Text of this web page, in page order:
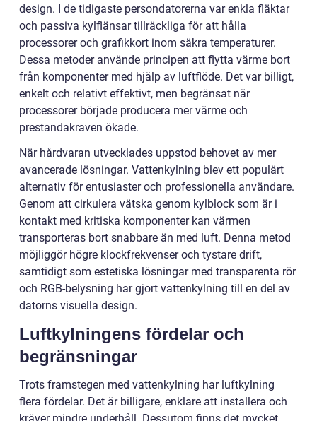
design. I de tidigaste persondatorerna var enkla fläktar
och passiva kylflänsar tillräckliga för att hålla
processorer och grafikkort inom säkra temperaturer.
Dessa metoder använde principen att flytta värme bort
från komponenter med hjälp av luftflöde. Det var billigt,
enkelt och relativt effektivt, men begränsat när
processorer började producera mer värme och
prestandakraven ökade.
När hårdvaran utvecklades uppstod behovet av mer
avancerade lösningar. Vattenkylning blev ett populärt
alternativ för entusiaster och professionella användare.
Genom att cirkulera vätska genom kylblock som är i
kontakt med kritiska komponenter kan värmen
transporteras bort snabbare än med luft. Denna metod
möjliggör högre klockfrekvenser och tystare drift,
samtidigt som estetiska lösningar med transparenta rör
och RGB-belysning har gjort vattenkylning till en del av
datorns visuella design.
Luftkylningens fördelar och
begränsningar
Trots framstegen med vattenkylning har luftkylning
flera fördelar. Det är billigare, enklare att installera och